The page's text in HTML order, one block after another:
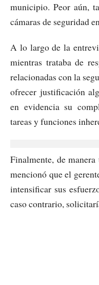
municipio. Peor aún,
cámaras de seguridad
A lo largo de la
mientras trataba de
relacionadas con la
ofrecer justificación
en evidencia su
tareas y funciones
Finalmente, de
mencionó que el
intensificar sus
caso contrario,